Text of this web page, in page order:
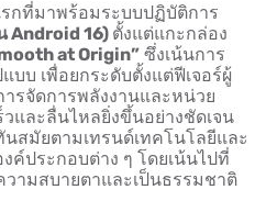
กที่มาพร้อมระบบปฏิบัติการ
Android 16) ตั้งแต่แกะกล่อง
at Origin” ซึ่งเน้นการ
บบ เพื่อยกระดับตั้งแต่ฟีเจอร์ผู้
รจัดการพลังงานและหน่วย
และลื่นไหลยิ่งขึ้นอย่างชัดเจน
สมัยตามเทรนด์เทคโนโลยีและ
ค์ประกอบต่าง ๆ โดยเน้นไปที่
ามสบายตาและเป็นธรรมชาติ